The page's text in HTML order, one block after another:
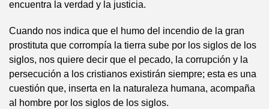
encuentra la verdad y la justicia.
Cuando nos indica que el humo del incendio de la gran
prostituta que corrompía la tierra sube por los siglos de los
siglos, nos quiere decir que el pecado, la corrupción y la
persecución a los cristianos existirán siempre; esta es una
cuestión que, inserta en la naturaleza humana, acompaña
al hombre por los siglos de los siglos.